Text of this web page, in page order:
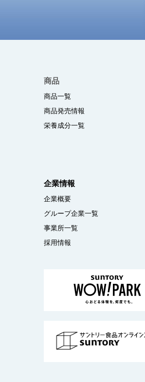
商品
商品一覧
商品発売情報
栄養成分一覧
企業情報
企業概要
グループ企業一覧
事業所一覧
採用情報